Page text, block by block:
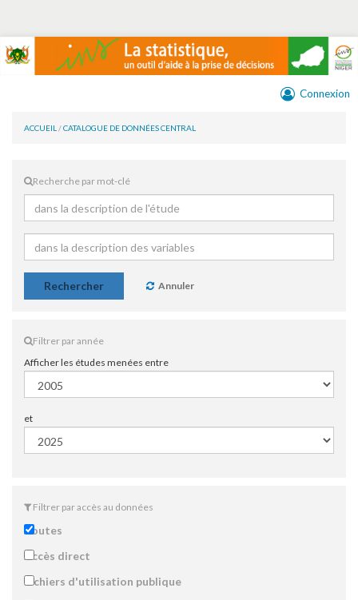
Connexion
ACCUEIL /CATALOGUE DE DONNÉES CENTRAL
Recherche par mot-clé
Rechercher Annuler
Filtrer par année
Afficher les études menées entre
et
Filtrer par accès au données
Toutes
Accès direct
Fichiers d'utilisation publique